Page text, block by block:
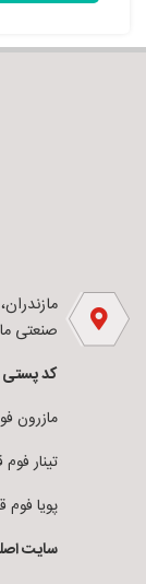
صنعتی
کد
مازرون فوم قائم
تینار فوم قائم :
پویا فوم قائم :
سایت